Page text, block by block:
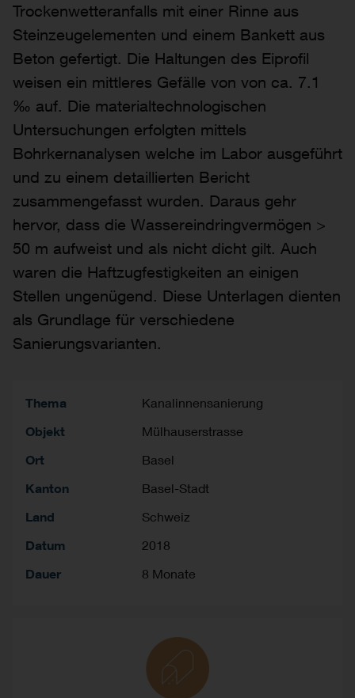
Trockenwetteranfalls mit einer Rinne aus
Steinzeugelementen und einem Bankett aus
Beton gefertigt. Die Haltungen des Eiprofil
weisen ein mittleres Gefälle von von ca. 7.1
‰ auf. Die materialtechnologischen
Untersuchungen erfolgten mittels
Bohrkernanalysen welche im Labor ausgeführt
und zu einem detaillierten Bericht
zusammengefasst wurden. Daraus gehr
hervor, dass die Wassereindringvermögen >
50 m aufweist und als nicht dicht gilt. Auch
waren die Haftzugfestigkeiten an einigen
Stellen ungenügend. Diese Unterlagen dienten
als Grundlage für verschiedene
Sanierungsvarianten.
Thema
Kanalinnensanierung
Objekt
Mülhauserstrasse
Ort
Basel
Kanton
Basel-Stadt
Land
Schweiz
Datum
2018
Dauer
8 Monate